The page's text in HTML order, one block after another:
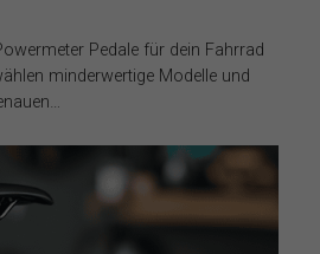
Pedale für dein Fahrrad
minderwertige Modelle und